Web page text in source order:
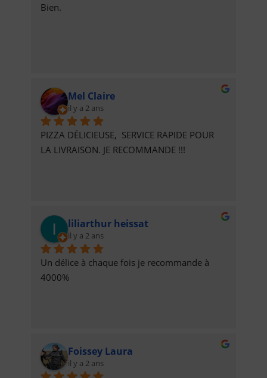
Bien.
Mel Claire
il y a 2 ans
PIZZA DÉLICIEUSE,  SERVICE RAPIDE POUR
LA LIVRAISON. JE RECOMMANDE !!!
liliarthur heissat
il y a 2 ans
Un délice à chaque fois je recommande à
4000%
Foissey Laura
il y a 2 ans